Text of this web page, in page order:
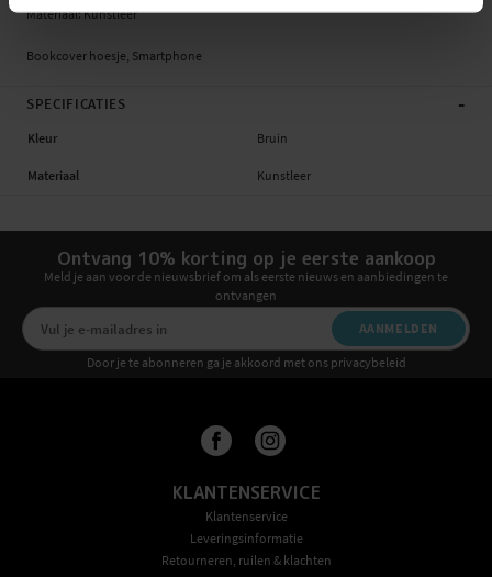
Materiaal: Kunstleer
Bookcover hoesje, Smartphone
SPECIFICATIES -
Kleur Bruin
Materiaal Kunstleer
Ontvang 10% korting op je eerste aankoop
Meld je aan voor de nieuwsbrief om als eerste nieuws en aanbiedingen te
ontvangen
AANMELDEN
Door je te abonneren ga je akkoord met ons privacybeleid
KLANTENSERVICE
Klantenservice
Leveringsinformatie
Retourneren, ruilen & klachten